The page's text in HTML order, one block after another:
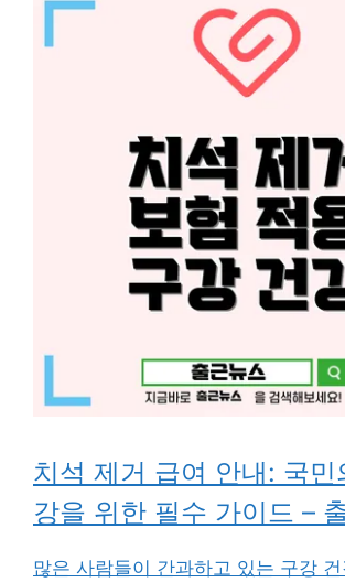
치석 제거 급여 안내: 국민
강을 위한 필수 가이드 –
많은 사람들이 간과하고 있는 구강